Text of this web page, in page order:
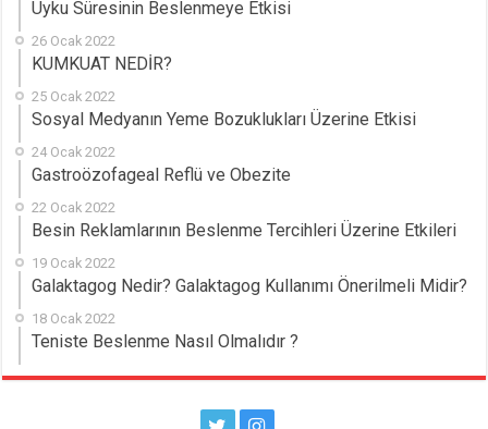
Uyku Süresinin Beslenmeye Etkisi
26 Ocak 2022
KUMKUAT NEDİR?
25 Ocak 2022
Sosyal Medyanın Yeme Bozuklukları Üzerine Etkisi
24 Ocak 2022
Gastroözofageal Reflü ve Obezite
22 Ocak 2022
Besin Reklamlarının Beslenme Tercihleri Üzerine Etkileri
19 Ocak 2022
Galaktagog Nedir? Galaktagog Kullanımı Önerilmeli Midir?
18 Ocak 2022
Teniste Beslenme Nasıl Olmalıdır ?